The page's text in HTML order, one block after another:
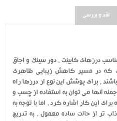
نقد و بررسی
درزهای کابینت ، دور سینک و اجاق
که در مسیر کاهش زیبایی ظاهری
. برای پوشش این نوع از درزها راه
آنها می توان به استفاده از چسب و
این کار اشاره کرد ، اما با توجه به
تر از حالت ساده معمول ، به تدریج